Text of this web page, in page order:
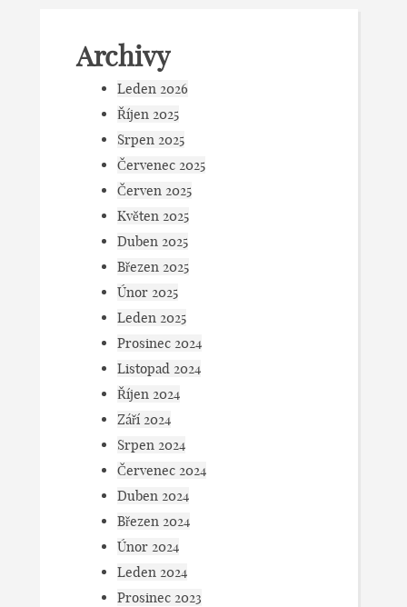
Archivy
Leden 2026
Říjen 2025
Srpen 2025
Červenec 2025
Červen 2025
Květen 2025
Duben 2025
Březen 2025
Únor 2025
Leden 2025
Prosinec 2024
Listopad 2024
Říjen 2024
Září 2024
Srpen 2024
Červenec 2024
Duben 2024
Březen 2024
Únor 2024
Leden 2024
Prosinec 2023